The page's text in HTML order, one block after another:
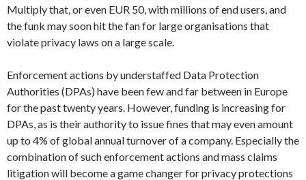
Multiply that, or even EUR 50, with millions of end users, and
the funk may soon hit the fan for large organisations that
violate privacy laws on a large scale.
Enforcement actions by understaffed Data Protection
Authorities (DPAs) have been few and far between in Europe
for the past twenty years. However, funding is increasing for
DPAs, as is their authority to issue fines that may even amount
up to 4% of global annual turnover of a company. Especially the
combination of such enforcement actions and mass claims
litigation will become a game changer for privacy protections